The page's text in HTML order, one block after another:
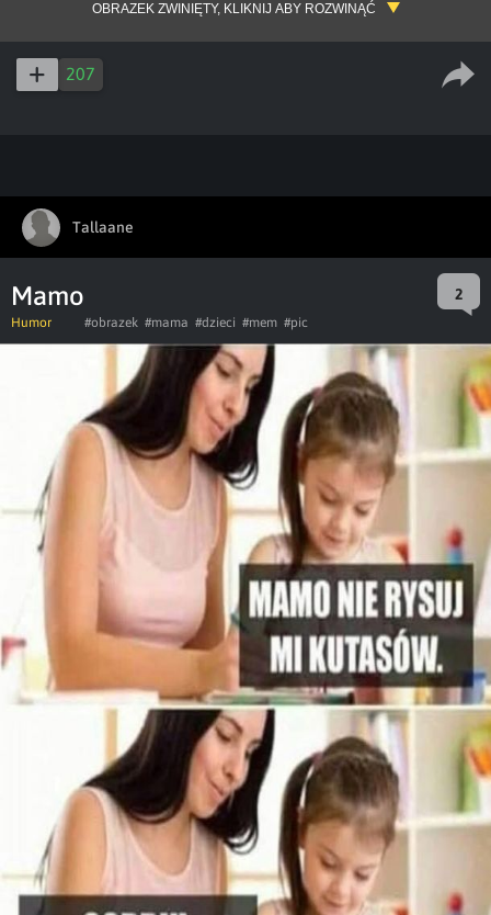
OBRAZEK ZWINIĘTY, KLIKNIJ ABY ROZWINĄĆ
207
Tallaane
Mamo 2
Humor #obrazek #mama #dzieci #mem #pic